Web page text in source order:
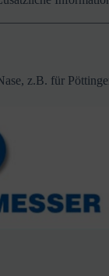
z.B. für